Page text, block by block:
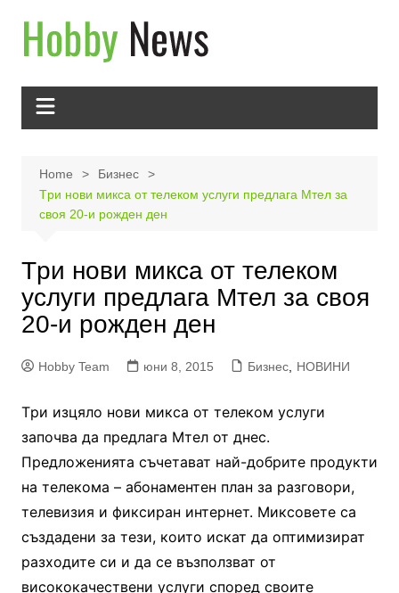
content
Home
Бизнес
Tри нови микса от телеком услуги предлага Мтел за
своя 20-и рожден ден
Tри нови микса от телеком
услуги предлага Мтел за своя
20-и рожден ден
Hobby Team юни 8, 2015 Бизнес, НОВИНИ
Tри изцяло нови микса от телеком услуги
започва да предлага Мтел от днес.
Предложенията съчетават най-добрите продукти
на телекома – абонаментен план за разговори,
телевизия и фиксиран интернет. Миксовете са
създадени за тези, които искат да оптимизират
разходите си и да се възползват от
висококачествени услуги според своите